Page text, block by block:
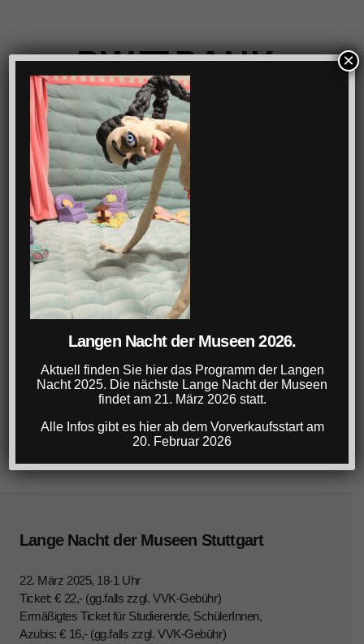
Lange Nacht der Museen Stuttgart
22. März 2025, 18-1 Uhr
Ticket: € 22,- (gg.falls zzgl. VVK-Gebühr)
Ermäßigtes Ticket für Studierende, SchülerInnen,
Azubis: € 16,- (gg.falls zzgl. VVK-Gebühr)
Langen Nacht der Museen 2026.
Aktuell finden Sie hier das Programm der Langen
Nacht 2025. Die nächste Lange Nacht der Museen
findet am 21. März 2026 statt.
Alle Infos gibt es hier ab dem Vorverkaufsstart am
20. Februar 2026
×